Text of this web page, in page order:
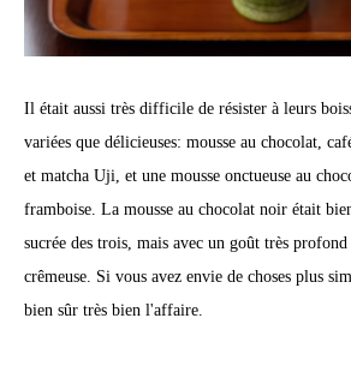
Il était aussi très difficile de résister à leurs
variées que délicieuses: mousse au chocolat,
et matcha Uji, et une mousse onctueuse au
framboise. La mousse au chocolat noir était
sucrée des trois, mais avec un goût très
crêmeuse. Si vous avez envie de choses plus
bien sûr très bien l'affaire.